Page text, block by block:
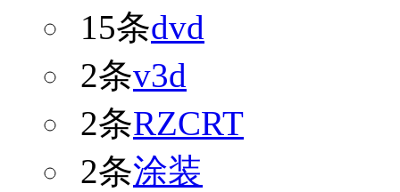
15条dvd
2条v3d
2条RZCRT
2条涂装